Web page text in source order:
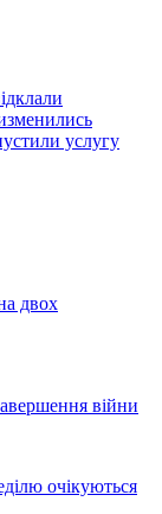
услугу
двох
війни
очікуються